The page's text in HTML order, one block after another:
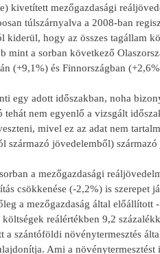
kivetített mezőgazdasági
túlszárnyalva a 2008-ban
hogy az összes tagállam
mint a sorban következő
(+9,1%) és Finnországban
egy adott időszakban, noha
nem egyenlő a vizsgált
mivel ez az adat nem
jövedelemből)
a mezőgazdasági
csökkenése (-2,2%) is szerepet
a mezőgazdaság által előállított
reálértékben 9,2
a szántóföldi növénytermesztés
Ami a